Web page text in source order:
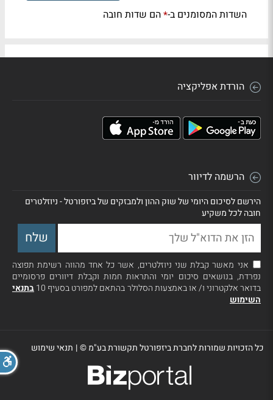
השדות המסומנים ב-*הם שדות חובה
הורדת אפליקציה
הרשמה לדיוור
הירשם לסיכום היומי של שוק ההון ולמבזקים של ביזפורטל - ניוזלטרים
חובה לכל משקיע
אני מאשר קבלת שני ניוזלטרים, אשר כל אחד מהווה רשימת תפוצה
נפרדת, בנושאים סיכום יומי והתראות חמות וקבלת דיוורים פרסומיים
בדואר אלקטרוני ו/ או באמצעות הסלולר בהתאם למפורט בסעיף 10
בתנאי
השימוש
כל הזכויות שמורות לחברת ביזפורטל תקשורת בע"מ ©| תנאי שימוש